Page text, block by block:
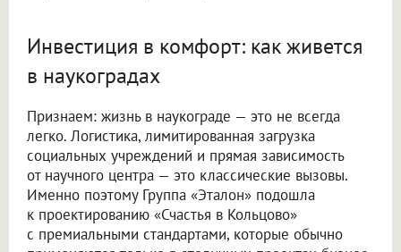
Инвестиция в комфорт: как живется
в наукоградах
Признаем: жизнь в наукограде — это не всегда
легко. Логистика, лимитированная загрузка
социальных учреждений и прямая зависимость
от научного центра — это классические вызовы.
Именно поэтому Группа «Эталон» подошла
к проектированию «Счастья в Кольцово»
с премиальными стандартами, которые обычно